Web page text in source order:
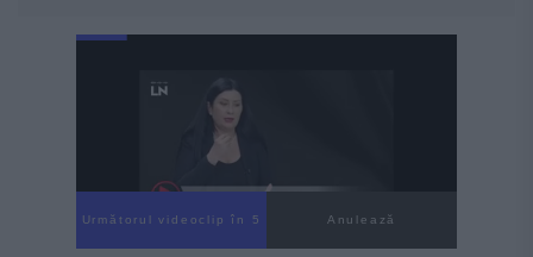
Următorul videoclip în 4 Anulează